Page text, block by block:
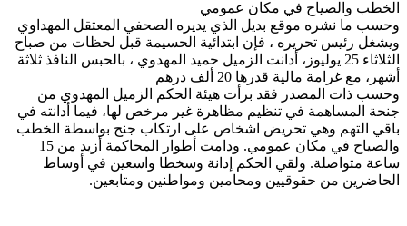
والصياح في مكان عمومي
ما نشره موقع بديل الذي يديره الصحفي المعتقل المهداوي
رئيس تحريره ، فإن ابتدائية الحسيمة قبل لحظات من صباح
الثلاثاء 25 يوليوز، أدانت الزميل حميد المهدوي ، بالحبس النافذ ثلاثة
مع غرامة مالية قدرها 20 ألف درهم
ذات المصدر فقد برأت هيئة الحكم الزميل المهدوي من
المساهمة في تنظيم مظاهرة غير مرخص لها، فيما أدانته في
التهم وهي تحريض اشخاص على ارتكاب جنح بواسطة الخطب
والصياح في مكان عمومي. ودامت أطوار المحاكمة أزيد من 15
متواصلة. ولقي الحكم إدانة وسخطا واسعين في أوساط
من حقوقيين ومحامين ومواطنين ومتابعين.